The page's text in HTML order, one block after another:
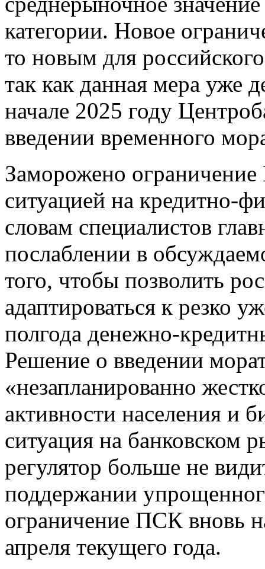
категории. Новое
то новым для
так как данная мера уже
начале 2025 году
введении временного
Заморожено
ситуацией на кредитно-
словам специалистов
послаблении в
того, чтобы позволить
адаптироваться к резко
полгода денежно-
Решение о введении
«незапланированно
активности населения и
ситуация на банковском
регулятор больше не
поддержании
ограничение ПСК вновь
апреля текущего года.